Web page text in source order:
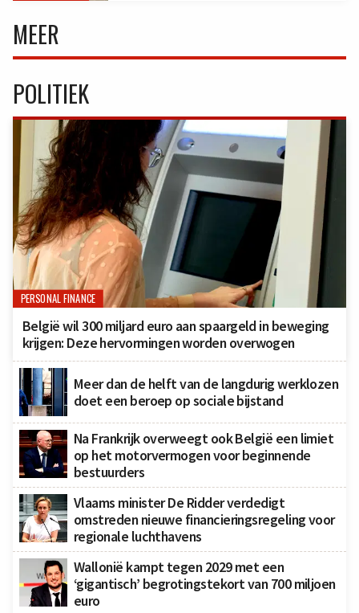
MEER
POLITIEK
PERSONAL FINANCE
België wil 300 miljard euro aan spaargeld in beweging
krijgen: Deze hervormingen worden overwogen
Meer dan de helft van de langdurig werklozen
doet een beroep op sociale bijstand
Na Frankrijk overweegt ook België een limiet
op het motorvermogen voor beginnende
bestuurders
Vlaams minister De Ridder verdedigt
omstreden nieuwe financieringsregeling voor
regionale luchthavens
Wallonië kampt tegen 2029 met een
‘gigantisch’ begrotingstekort van 700 miljoen
euro